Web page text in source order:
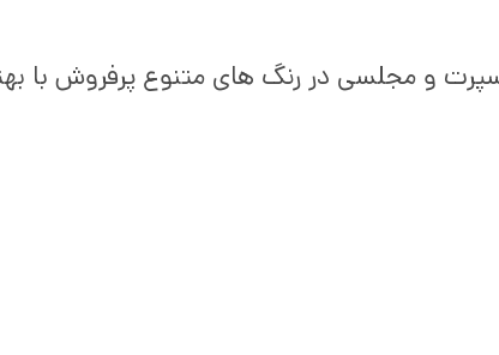
و مجلسی در رنگ های متنوع پرفروش با